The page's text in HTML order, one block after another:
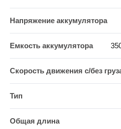
Напряжение аккумулятора
Емкость аккумулятора
Скорость движения c/без
Тип
Общая длина